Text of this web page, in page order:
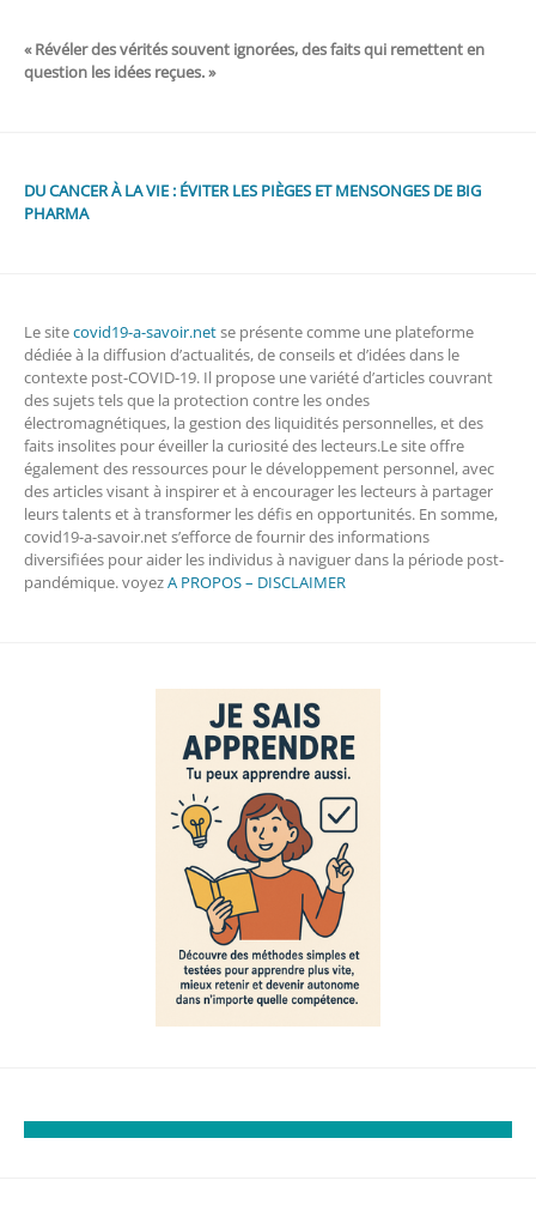
« Révéler des vérités souvent ignorées, des faits qui remettent en
question les idées reçues. »
DU CANCER À LA VIE : ÉVITER LES PIÈGES ET MENSONGES DE BIG
PHARMA
Le sitecovid19-a-savoir.netse présente comme une plateforme
dédiée à la diffusion d’actualités, de conseils et d’idées dans le
contexte post-COVID-19. Il propose une variété d’articles couvrant
des sujets tels que la protection contre les ondes
électromagnétiques, la gestion des liquidités personnelles, et des
faits insolites pour éveiller la curiosité des lecteurs.Le site offre
également des ressources pour le développement personnel, avec
des articles visant à inspirer et à encourager les lecteurs à partager
leurs talents et à transformer les défis en opportunités. En somme,
covid19-a-savoir.net s’efforce de fournir des informations
diversifiées pour aider les individus à naviguer dans la période post-
pandémique. voyezA PROPOS – DISCLAIMER